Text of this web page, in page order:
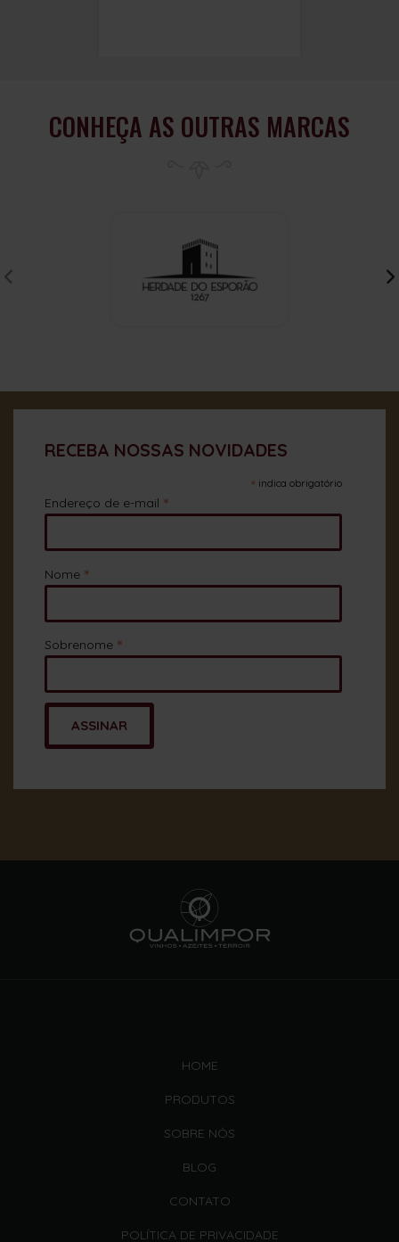
CONHEÇA AS OUTRAS MARCAS
RECEBA NOSSAS NOVIDADES
* indica obrigatório
Endereço de e-mail *
Nome *
Sobrenome *
HOME
PRODUTOS
SOBRE NÓS
BLOG
CONTATO
POLÍTICA DE PRIVACIDADE